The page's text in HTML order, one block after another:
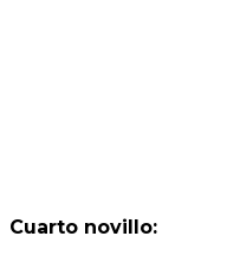
Cuarto novillo: